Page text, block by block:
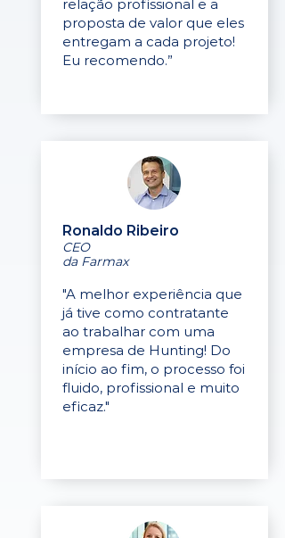
relação profissional e a
proposta de valor que eles
entregam a cada projeto!
Eu recomendo.”
Ronaldo Ribeiro
CEO
da Farmax
"A melhor experiência que
já tive como contratante
ao trabalhar com uma
empresa de Hunting! Do
início ao fim, o processo foi
fluido, profissional e muito
eficaz."